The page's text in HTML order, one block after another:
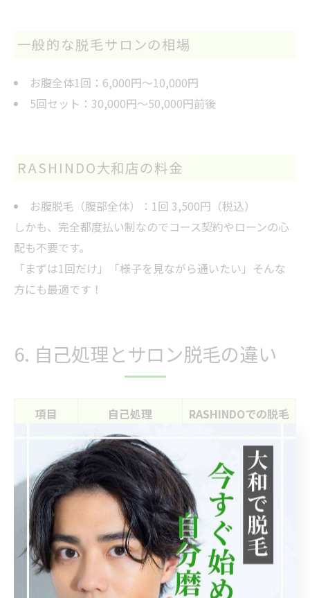
一般的な脱毛サロンの相場
お腹全体1回：6,000円〜10,000円
5回セット：30,000円〜50,000円前後
RASHINDO大和店の料金
お腹脱毛（腹部全体）：1回 3,500円（税込）
しかも、完全都度払い制なのでコース契約やローンの心
配も不要です。
「まずは1回だけ」「様子を見ながら通いたい」そんな
方にも最適です！
6. 自己処理とサロン脱毛の違い
項目 自己処理
RASHINDOでの脱毛
数日程度 数週間〜数ヶ月以上
肌への負
担
高い（カミソリ負
けなど）
低い（保湿ケア込
み）
手間 頻繁な処理が必要
1〜2ヶ月に1回通う
だけ